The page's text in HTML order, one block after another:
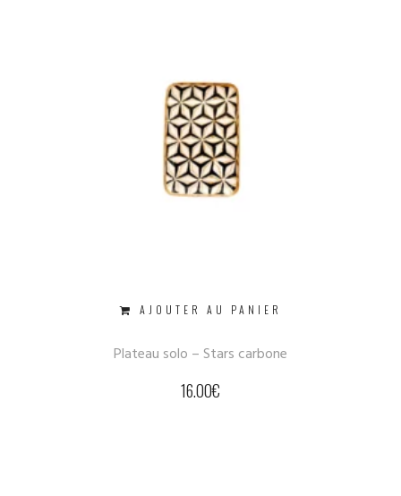
AJOUTER AU PANIER
Plateau solo – Stars carbone
16.00€